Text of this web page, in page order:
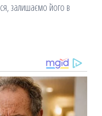
залишаємо його в